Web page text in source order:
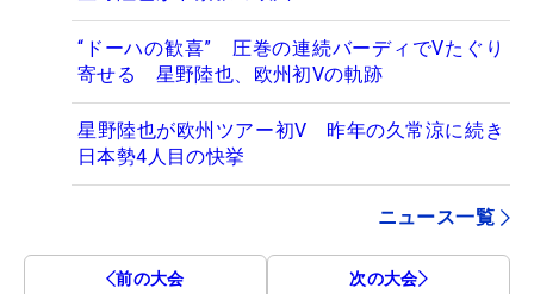
“ドーハの歓喜” 圧巻の連続バーディでVたぐり
寄せる 星野陸也、欧州初Vの軌跡
星野陸也が欧州ツアー初V 昨年の久常涼に続き
日本勢4人目の快挙
ニュース一覧
前の大会 次の大会